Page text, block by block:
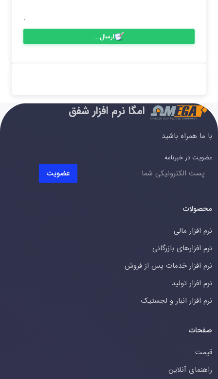
ارسال...
امگا نرم افزار شفق
با ما همراه باشید
عضویت در خبرنامه
عضویت
محصولات
نرم افزار مالی
نرم افزارهای بازرگانی
نرم افزار خدمات پس از فروش
نرم افزار تولید
نرم افزار انبار و لجستیک
صفحات
قیمت
راهنمای آنلاین